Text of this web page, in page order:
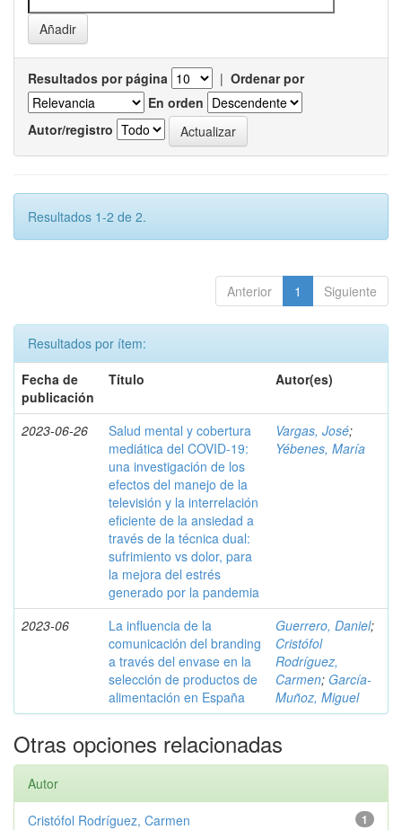
Resultados por página | Ordenar por
En orden
Autor/registro
Resultados 1-2 de 2.
Anterior 1 Siguiente
Resultados por ítem:
Fecha de
publicación
Título Autor(es)
2023-06-26
Salud mental y cobertura
mediática del COVID-19:
una investigación de los
efectos del manejo de la
televisión y la interrelación
eficiente de la ansiedad a
través de la técnica dual:
sufrimiento vs dolor, para
la mejora del estrés
generado por la pandemia
Vargas, José;
Yébenes, María
2023-06
La influencia de la
comunicación del branding
a través del envase en la
selección de productos de
alimentación en España
Guerrero, Daniel;
Cristófol
Rodríguez,
Carmen; García-
Muñoz, Miguel
Otras opciones relacionadas
Autor
1
Cristófol Rodríguez, Carmen